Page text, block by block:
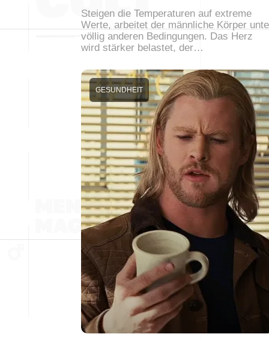
Steigen die Temperaturen auf extreme
Werte, arbeitet der männliche Körper
völlig anderen Bedingungen. Das Herz
wird stärker belastet, der…
GESUNDHEIT